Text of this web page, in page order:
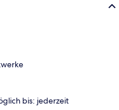
bis: jederzeit